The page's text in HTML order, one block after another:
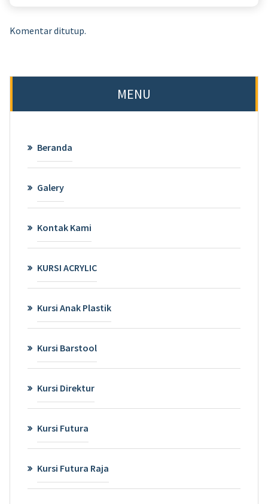
Komentar ditutup.
MENU
Beranda
Galery
Kontak Kami
KURSI ACRYLIC
Kursi Anak Plastik
Kursi Barstool
Kursi Direktur
Kursi Futura
Kursi Futura Raja